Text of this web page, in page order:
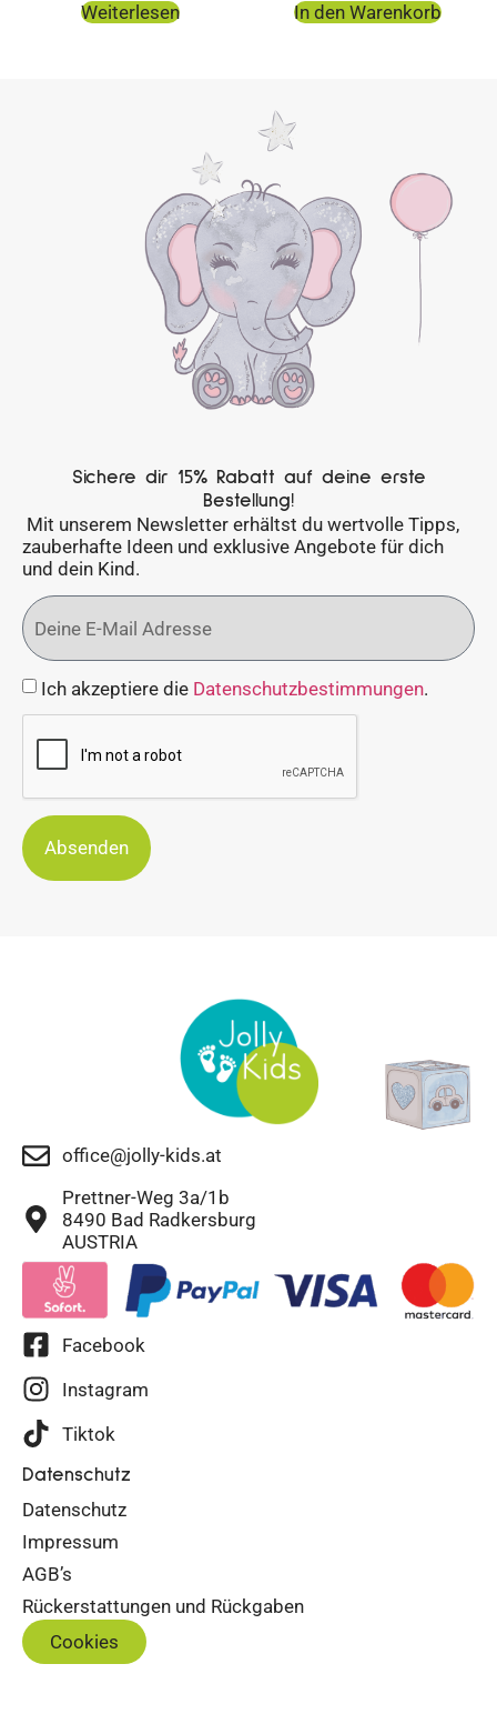
Weiterlesen In den Warenkorb
Sichere dir 15% Rabatt auf deine erste
Bestellung!
Mit unserem Newsletter erhältst du wertvolle Tipps,
zauberhafte Ideen und exklusive Angebote für dich
und dein Kind.
Ich akzeptiere die Datenschutzbestimmungen.
Absenden
office@jolly-kids.at
Prettner-Weg 3a/1b
8490 Bad Radkersburg
AUSTRIA
Facebook
Instagram
Tiktok
Datenschutz
Datenschutz
Impressum
AGB’s
Rückerstattungen und Rückgaben
Cookies